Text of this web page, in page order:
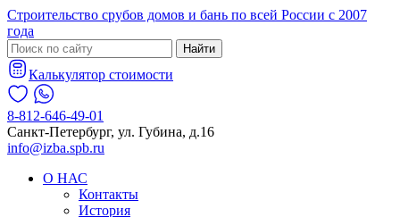
Строительство срубов домов и бань по всей России с 2007
года
Найти
Калькулятор стоимости
8-812-646-49-01
Санкт-Петербург, ул. Губина, д.16
info@izba.spb.ru
О НАС
Контакты
История